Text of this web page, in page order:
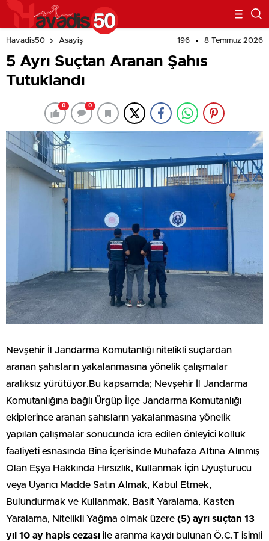
Havadis50 Asayiş 196 8 Temmuz 2026
5 Ayrı Suçtan Aranan Şahıs
Tutuklandı
0 0
Nevşehir İl Jandarma Komutanlığı nitelikli suçlardan
aranan şahısların yakalanmasına yönelik çalışmalar
aralıksız yürütüyor.Bu kapsamda; Nevşehir İl Jandarma
Komutanlığına bağlı Ürgüp İlçe Jandarma Komutanlığı
ekiplerince aranan şahısların yakalanmasına yönelik
yapılan çalışmalar sonucunda icra edilen önleyici kolluk
faaliyeti esnasında Bina İçerisinde Muhafaza Altına Alınmış
Olan Eşya Hakkında Hırsızlık, Kullanmak İçin Uyuşturucu
veya Uyarıcı Madde Satın Almak, Kabul Etmek,
Bulundurmak ve Kullanmak, Basit Yaralama, Kasten
Yaralama, Nitelikli Yağma olmak üzere (5) ayrı suçtan 13
yıl 10 ay hapis cezası ile aranma kaydı bulunan Ö.C.T isimli